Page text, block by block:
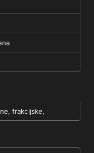
frakcijske,